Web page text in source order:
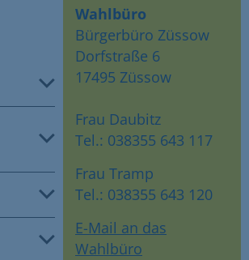
Wahlbüro
Bürgerbüro Züssow
Dorfstraße 6
17495 Züssow
Frau Daubitz
Tel.: 038355 643 117
Frau Tramp
Tel.: 038355 643 120
E-Mail an das
Wahlbüro